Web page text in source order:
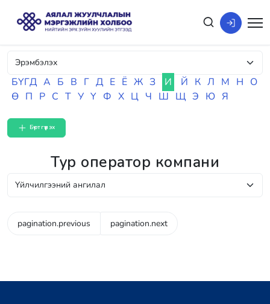
БҮГД А Б В Г Д Е Ё Ж З И Й К Л М Н О
Ө П Р С Т У Ү Ф Х Ц Ч Ш Щ Э Ю Я
Бүртгүүлэх
Тур оператор компани
pagination.previous pagination.next